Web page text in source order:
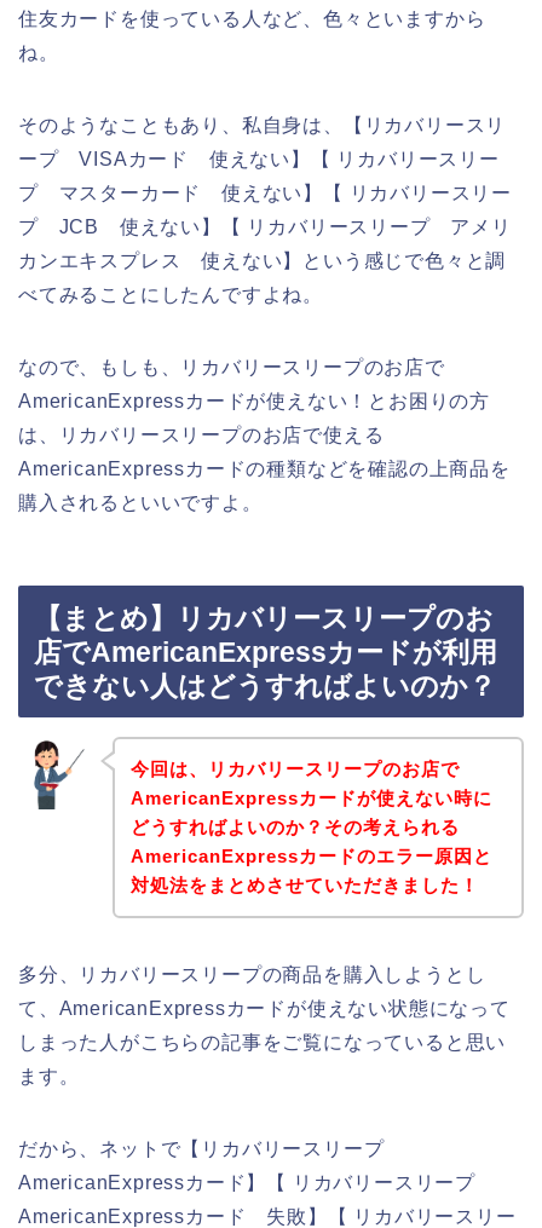
住友カードを使っている人など、色々といますから
ね。
そのようなこともあり、私自身は、【リカバリースリ
ープ VISAカード 使えない】【 リカバリースリー
プ マスターカード 使えない】【 リカバリースリー
プ JCB 使えない】【 リカバリースリープ アメリ
カンエキスプレス 使えない】という感じで色々と調
べてみることにしたんですよね。
なので、もしも、リカバリースリープのお店で
AmericanExpressカードが使えない！とお困りの方
は、リカバリースリープのお店で使える
AmericanExpressカードの種類などを確認の上商品を
購入されるといいですよ。
【まとめ】リカバリースリープのお
店でAmericanExpressカードが利用
できない人はどうすればよいのか？
今回は、リカバリースリープのお店で
AmericanExpressカードが使えない時に
どうすればよいのか？その考えられる
AmericanExpressカードのエラー原因と
対処法をまとめさせていただきました！
多分、リカバリースリープの商品を購入しようとし
て、AmericanExpressカードが使えない状態になって
しまった人がこちらの記事をご覧になっていると思い
ます。
だから、ネットで【リカバリースリープ
AmericanExpressカード】【 リカバリースリープ
AmericanExpressカード 失敗】【 リカバリースリー